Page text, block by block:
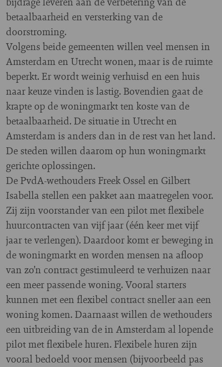
betaalbaarheid en versterking van de
doorstroming.
Volgens beide gemeenten willen veel mensen in
Amsterdam en Utrecht wonen, maar is de ruimte
beperkt. Er wordt weinig verhuisd en een huis
naar keuze vinden is lastig. Bovendien gaat de
krapte op de woningmarkt ten koste van de
betaalbaarheid. De situatie in Utrecht en
Amsterdam is anders dan in de rest van het land.
De steden willen daarom op hun woningmarkt
gerichte oplossingen.
De PvdA-wethouders Freek Ossel en Gilbert
Isabella stellen een pakket aan maatregelen voor.
Zij zijn voorstander van een pilot met flexibele
huurcontracten van vijf jaar (één keer met vijf
jaar te verlengen). Daardoor komt er beweging in
de woningmarkt en worden mensen na afloop
van zo’n contract gestimuleerd te verhuizen naar
een meer passende woning. Vooral starters
kunnen met een flexibel contract sneller aan een
woning komen. Daarnaast willen de wethouders
een uitbreiding van de in Amsterdam al lopende
pilot met flexibele huren. Flexibele huren zijn
vooral bedoeld voor mensen (bijvoorbeeld pas